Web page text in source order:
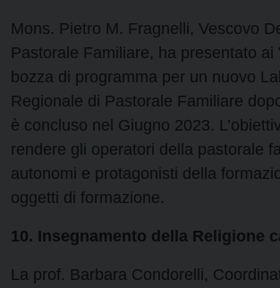
Mons. Pietro M. Fragnelli, Vescovo
Pastorale Familiare, ha presentato ai
bozza di programma per un nuovo
Regionale di Pastorale Familiare
è concluso nel Giugno 2023.
rendere gli operatori della pastorale
autonomi e protagonisti della
oggetti di formazione.
10. Insegnamento della Religione
La prof. Barbara Condorelli,